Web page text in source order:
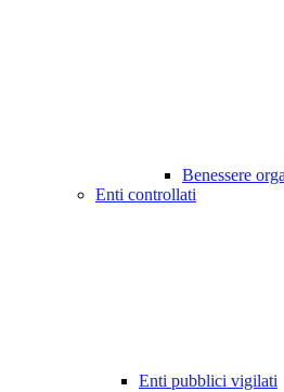
Benessere
Enti controllati
Enti pubblici vigilati